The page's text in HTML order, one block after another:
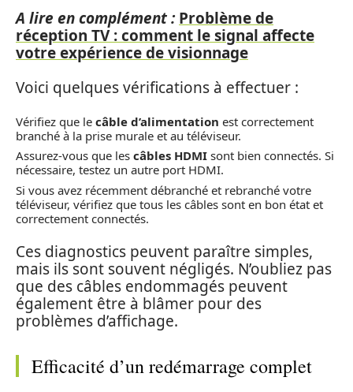
A lire en complément : Problème de
réception TV : comment le signal affecte
votre expérience de visionnage
Voici quelques vérifications à effectuer :
Vérifiez que le câble d’alimentation est correctement
branché à la prise murale et au téléviseur.
Assurez-vous que les câbles HDMI sont bien connectés. Si
nécessaire, testez un autre port HDMI.
Si vous avez récemment débranché et rebranché votre
téléviseur, vérifiez que tous les câbles sont en bon état et
correctement connectés.
Ces diagnostics peuvent paraître simples,
mais ils sont souvent négligés. N’oubliez pas
que des câbles endommagés peuvent
également être à blâmer pour des
problèmes d’affichage.
Efficacité d’un redémarrage complet